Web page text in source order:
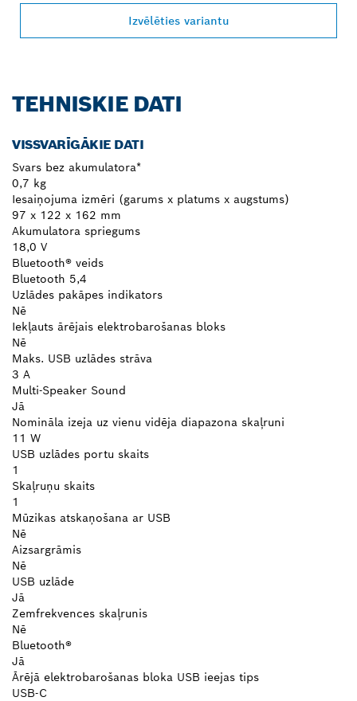
Izvēlēties variantu
TEHNISKIE DATI
VISSVARĪGĀKIE DATI
Svars bez akumulatora*
0,7 kg
Iesaiņojuma izmēri (garums x platums x augstums)
97 x 122 x 162 mm
Akumulatora spriegums
18,0 V
Bluetooth® veids
Bluetooth 5,4
Uzlādes pakāpes indikators
Nē
Iekļauts ārējais elektrobarošanas bloks
Nē
Maks. USB uzlādes strāva
3 A
Multi-Speaker Sound
Jā
Nomināla izeja uz vienu vidēja diapazona skaļruni
11 W
USB uzlādes portu skaits
1
Skaļruņu skaits
1
Mūzikas atskaņošana ar USB
Nē
Aizsargrāmis
Nē
USB uzlāde
Jā
Zemfrekvences skaļrunis
Nē
Bluetooth®
Jā
Ārējā elektrobarošanas bloka USB ieejas tips
USB-C